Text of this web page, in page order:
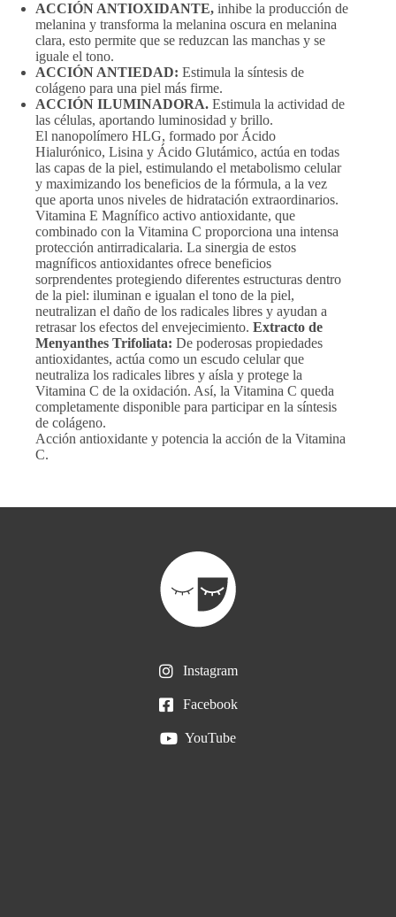
ACCIÓN ANTIOXIDANTE, inhibe la producción de
melanina y transforma la melanina oscura en melanina
clara, esto permite que se reduzcan las manchas y se
iguale el tono.
ACCIÓN ANTIEDAD: Estimula la síntesis de
colágeno para una piel más firme.
ACCIÓN ILUMINADORA. Estimula la actividad de
las células, aportando luminosidad y brillo.
El nanopolímero HLG, formado por Ácido
Hialurónico, Lisina y Ácido Glutámico, actúa en todas
las capas de la piel, estimulando el metabolismo celular
y maximizando los beneficios de la fórmula, a la vez
que aporta unos niveles de hidratación extraordinarios.
Vitamina E Magnífico activo antioxidante, que
combinado con la Vitamina C proporciona una intensa
protección antirradicalaria. La sinergia de estos
magníficos antioxidantes ofrece beneficios
sorprendentes protegiendo diferentes estructuras dentro
de la piel: iluminan e igualan el tono de la piel,
neutralizan el daño de los radicales libres y ayudan a
retrasar los efectos del envejecimiento. Extracto de
Menyanthes Trifoliata: De poderosas propiedades
antioxidantes, actúa como un escudo celular que
neutraliza los radicales libres y aísla y protege la
Vitamina C de la oxidación. Así, la Vitamina C queda
completamente disponible para participar en la síntesis
de colágeno.
Acción antioxidante y potencia la acción de la Vitamina
C.
Instagram
Facebook
YouTube